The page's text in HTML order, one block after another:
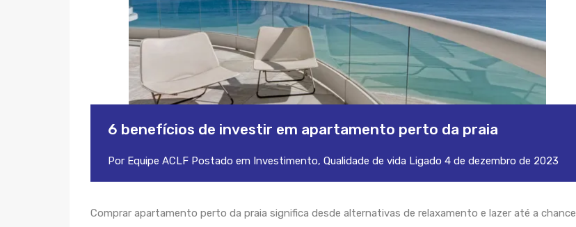
6 benefícios de investir em apartamento perto da praia
Por Equipe ACLF Postado em Investimento, Qualidade de vida Ligado 4 de dezembro de 2023
Comprar apartamento perto da praia significa desde alternativas de relaxamento e lazer até a chance